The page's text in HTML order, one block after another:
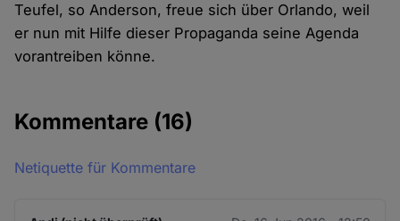
Teufel, so Anderson, freue sich über Orlando, weil
er nun mit Hilfe dieser Propaganda seine Agenda
vorantreiben könne.
Kommentare (16)
Netiquette für Kommentare